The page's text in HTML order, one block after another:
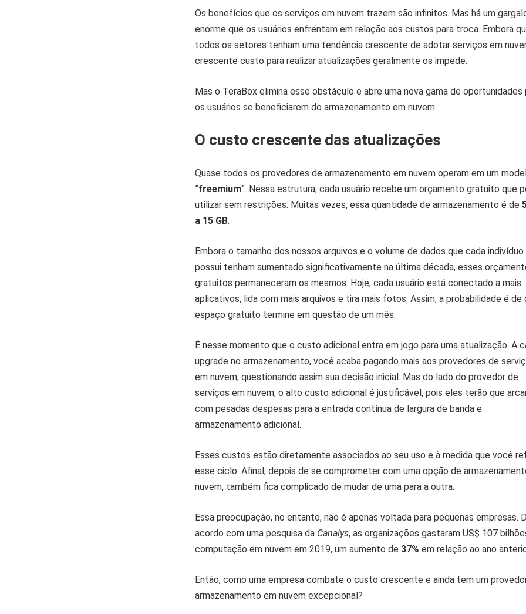
Os benefícios que os serviços em nuvem trazem são infinitos. Mas há um
enorme que os usuários enfrentam em relação aos custos para troca. Embora
todos os setores tenham uma tendência crescente de adotar serviços em
crescente custo para realizar atualizações geralmente os impede.
Mas o TeraBox elimina esse obstáculo e abre uma nova gama de oportunidades
os usuários se beneficiarem do armazenamento em nuvem.
O custo crescente das atualizações
Quase todos os provedores de armazenamento em nuvem operam em um
”freemium”. Nessa estrutura, cada usuário recebe um orçamento gratuito que
utilizar sem restrições. Muitas vezes, essa quantidade de armazenamento é de
a 15 GB.
Embora o tamanho dos nossos arquivos e o volume de dados que cada indivíduo
possui tenham aumentado significativamente na última década, esses
gratuitos permaneceram os mesmos. Hoje, cada usuário está conectado a mais
aplicativos, lida com mais arquivos e tira mais fotos. Assim, a probabilidade é de
espaço gratuito termine em questão de um mês.
É nesse momento que o custo adicional entra em jogo para uma atualização. A
upgrade no armazenamento, você acaba pagando mais aos provedores de
em nuvem, questionando assim sua decisão inicial. Mas do lado do provedor de
serviços em nuvem, o alto custo adicional é justificável, pois eles terão que
com pesadas despesas para a entrada contínua de largura de banda e
armazenamento adicional.
Esses custos estão diretamente associados ao seu uso e à medida que você
esse ciclo. Afinal, depois de se comprometer com uma opção de
nuvem, também fica complicado de mudar de uma para a outra.
Essa preocupação, no entanto, não é apenas voltada para pequenas empresas.
acordo com uma pesquisa da Canalys, as organizações gastaram US$ 107
computação em nuvem em 2019, um aumento de 37% em relação ao ano
Então, como uma empresa combate o custo crescente e ainda tem um
armazenamento em nuvem excepcional?